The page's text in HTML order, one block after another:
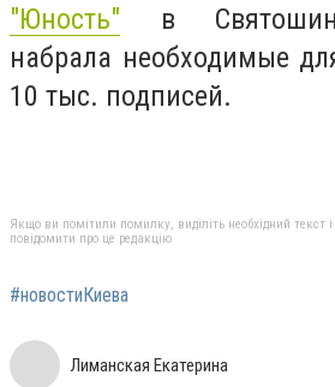
"Юность" в
набрала необходимые
10 тыс. подписей.
Якщо ви помітили помилку, виділіть необхідний текст
повідомити про це редакцію
#новостиКиева
Лиманская Екатерина